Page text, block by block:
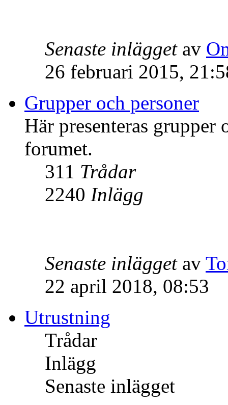
Senaste inläggetav
26 februari 2015,
Grupper och personer
Här presenteras grupper
forumet.
311 Trådar
2240 Inlägg
Senaste inläggetav
22 april 2018, 08:53
Utrustning
Trådar
Inlägg
Senaste inlägget